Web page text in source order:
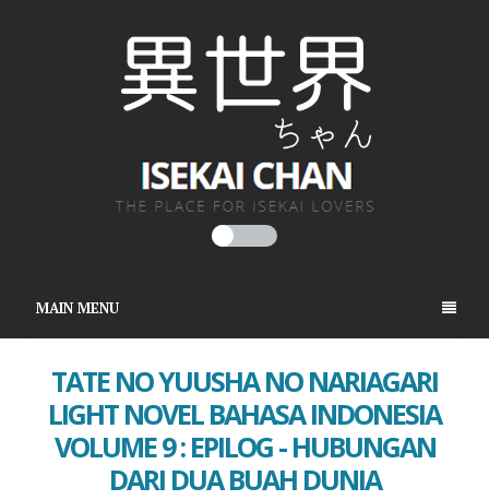
MAIN MENU
TATE NO YUUSHA NO NARIAGARI
LIGHT NOVEL BAHASA INDONESIA
VOLUME 9 : EPILOG - HUBUNGAN
DARI DUA BUAH DUNIA